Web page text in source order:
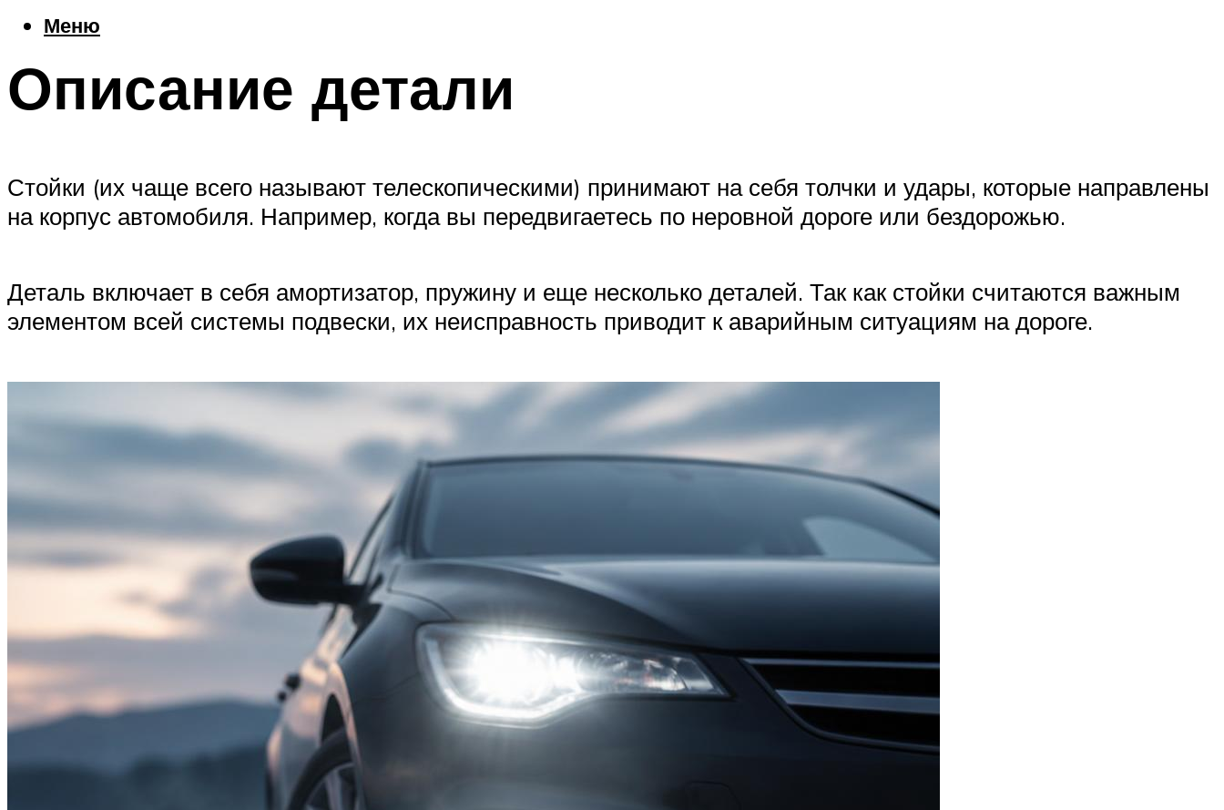
Меню
Описание детали
Стойки (их чаще всего называют телескопическими) принимают на себя толчки и удары, которые направлены
на корпус автомобиля. Например, когда вы передвигаетесь по неровной дороге или бездорожью.
Деталь включает в себя амортизатор, пружину и еще несколько деталей. Так как стойки считаются важным
элементом всей системы подвески, их неисправность приводит к аварийным ситуациям на дороге.